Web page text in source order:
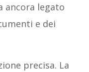
ancora legato
e dei
precisa. La